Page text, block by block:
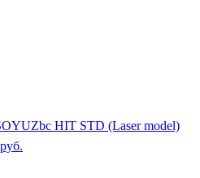
HIT STD (Laser model)
руб.